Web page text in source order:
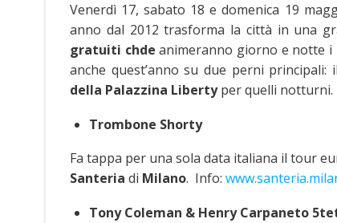
Venerdì 17, sabato 18 e domenica 19
anno dal 2012 trasforma la città in una
gratuiti chdeanimeranno giorno e notte i
anche quest’anno su due perni principali: il
della Palazzina Libertyper quelli notturni.
Trombone Shorty
Fa tappa per una sola data italiana il tour
Santeria di Milano. Info:
Tony Coleman & Henry Carpaneto